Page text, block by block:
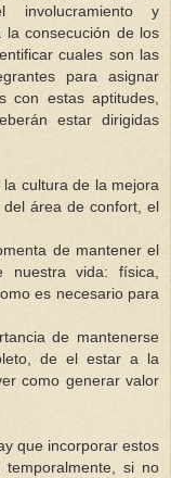
y
la consecución de los
cuales son las
para asignar
con estas aptitudes,
estar dirigidas
cultura de la mejora
área de confort, el
de mantener el
vida: física,
es necesario para
de mantenerse
de el estar a la
como generar valor
que incorporar estos
si no